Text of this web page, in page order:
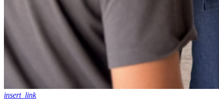
insert_link